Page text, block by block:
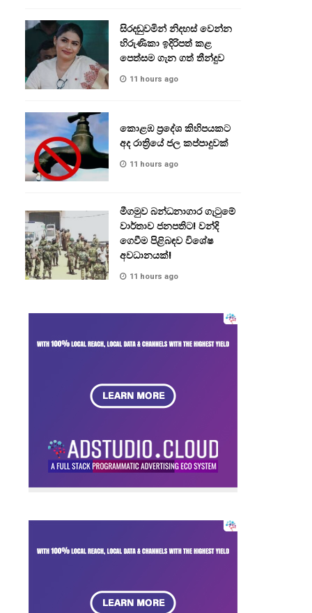
සිරදඬුවමින් නිදහස් වෙන්න
හිරුණිකා ඉදිරිපත් කළ
පෙත්සම ගැන ගත් තීන්දුව
11 hours ago
කොළඹ ප්‍රදේශ කිහිපයකට
අද රාත්‍රියේ ජල කප්පාදුවක්
11 hours ago
මීගමුව බන්ධනාගාර ගැටුමේ
වාර්තාව ජනපතිට! වන්දි
ගෙවීම පිළිබඳව විශේෂ
අවධානයක්!
11 hours ago